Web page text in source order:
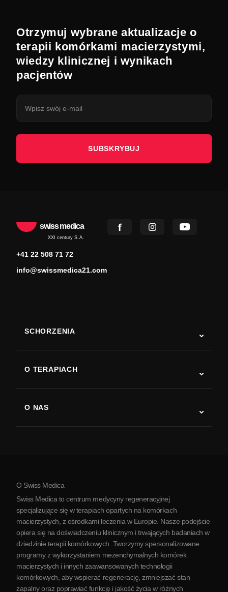
Otrzymuj wybrane aktualizacje o
terapii komórkami macierzystymi,
wiedzy klinicznej i wynikach
pacjentów
SUBSKRYBUJ
swiss medica
XXI century S.A.
+41 22 508 71 72
info@swissmedica21.com
SCHORZENIA
Choroba Parkinsona
Zapalenie stawów
O TERAPIACH
O NAS
O Serbii
Partnerstwo
Skontaktuj się z nami
O Swiss Medica
Swiss Medica to centrum medycyny regeneracyjnej
specjalizujące się w terapiach opartych na komórkach
macierzystych, z ośrodkami leczenia w Europie. Nasze podejście
opiera się na doświadczeniu klinicznym i trwających badaniach w
dziedzinie terapii komórkowych. Tworzymy spersonalizowane
programy z wykorzystaniem mezenchymalnych komórek
macierzystych i innych zaawansowanych technologii
komórkowych, aby wspierać regenerację, zmniejszać stan
zapalny oraz poprawiać funkcję i jakość życia w różnych